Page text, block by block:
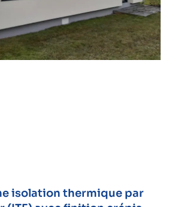
isolation thermique par